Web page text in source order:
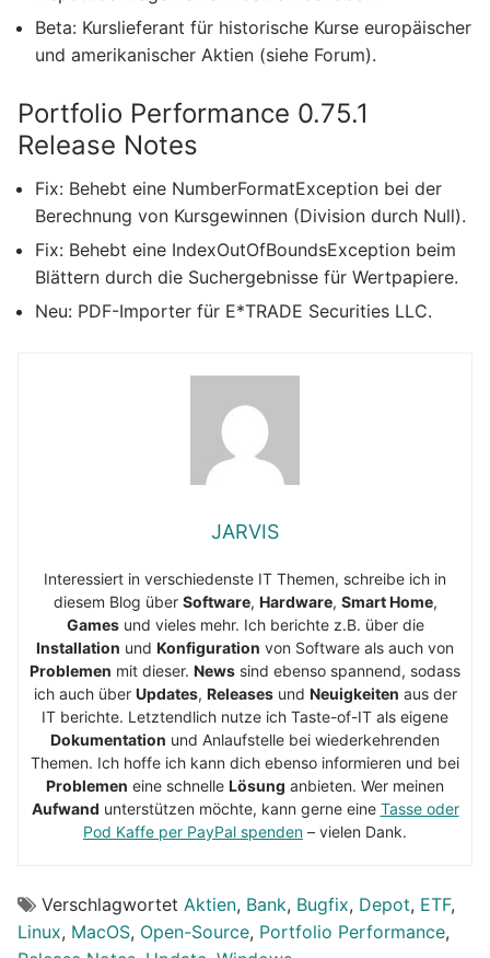
Beta: Kurslieferant für historische Kurse europäischer
und amerikanischer Aktien (siehe Forum).
Portfolio Performance 0.75.1
Release Notes
Fix: Behebt eine NumberFormatException bei der
Berechnung von Kursgewinnen (Division durch Null).
Fix: Behebt eine IndexOutOfBoundsException beim
Blättern durch die Suchergebnisse für Wertpapiere.
Neu: PDF-Importer für E*TRADE Securities LLC.
JARVIS
Interessiert in verschiedenste IT Themen, schreibe ich in
diesem Blog über Software, Hardware, Smart Home,
Gamesund vieles mehr. Ich berichte z.B. über die
Installation und Konfiguration von Software als auch von
Problemen mit dieser. News sind ebenso spannend, sodass
ich auch über Updates, Releasesund Neuigkeiten aus der
IT berichte. Letztendlich nutze ich Taste-of-IT als eigene
Dokumentation und Anlaufstelle bei wiederkehrenden
Themen. Ich hoffe ich kann dich ebenso informieren und bei
Problemen eine schnelle Lösung anbieten. Wer meinen
Aufwand unterstützen möchte, kann gerne eine Tasse oder
Pod Kaffe per PayPal spenden – vielen Dank.
Verschlagwortet Aktien, Bank, Bugfix, Depot, ETF,
Linux, MacOS, Open-Source, Portfolio Performance,